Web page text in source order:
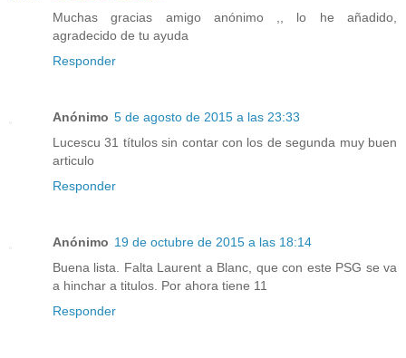
Muchas gracias amigo anónimo ,, lo he añadido,
agradecido de tu ayuda
Responder
Anónimo 5 de agosto de 2015 a las 23:33
Lucescu 31 títulos sin contar con los de segunda muy buen
articulo
Responder
Anónimo 19 de octubre de 2015 a las 18:14
Buena lista. Falta Laurent a Blanc, que con este PSG se va
a hinchar a titulos. Por ahora tiene 11
Responder